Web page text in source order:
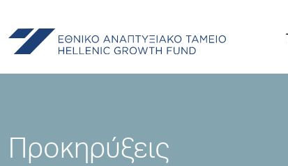
Προκηρύξεις